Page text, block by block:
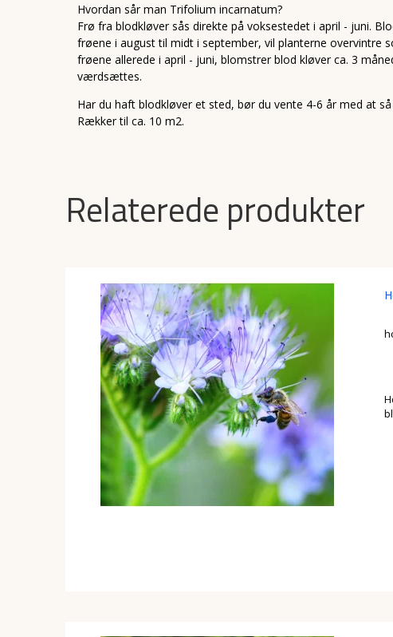
Hvordan sår man Trifolium incarnatum?
Frø fra blodkløver sås direkte på voksestedet i april - juni.
frøene i august til midt i september, vil planterne
frøene allerede i april - juni, blomstrer blod kløver ca. 3
værdsættes.
Har du haft blodkløver et sted, bør du vente 4-6 år med at
Rækker til ca. 10 m2.
Relaterede produkter